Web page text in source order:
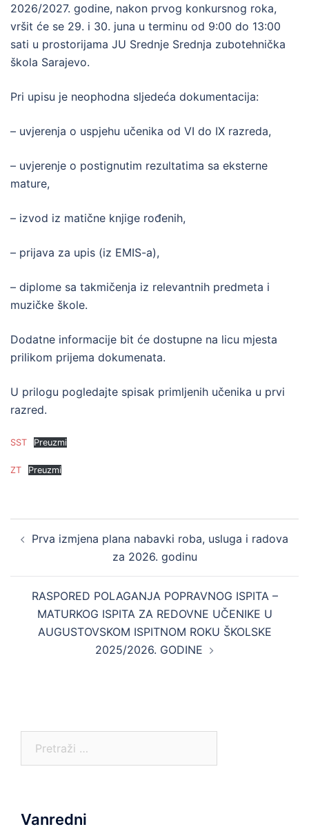
2026/2027. godine, nakon prvog konkursnog roka,
vršit će se 29. i 30. juna u terminu od 9:00 do 13:00
sati u prostorijama JU Srednje Srednja zubotehnička
škola Sarajevo.
Pri upisu je neophodna sljedeća dokumentacija:
– uvjerenja o uspjehu učenika od VI do IX razreda,
– uvjerenje o postignutim rezultatima sa eksterne
mature,
– izvod iz matične knjige rođenih,
– prijava za upis (iz EMIS-a),
– diplome sa takmičenja iz relevantnih predmeta i
muzičke škole.
Dodatne informacije bit će dostupne na licu mjesta
prilikom prijema dokumenata.
U prilogu pogledajte spisak primljenih učenika u prvi
razred.
SST Preuzmi
ZT Preuzmi
navigation
Prva izmjena plana nabavki roba, usluga i radova
za 2026. godinu
RASPORED POLAGANJA POPRAVNOG ISPITA –
MATURKOG ISPITA ZA REDOVNE UČENIKE U
AUGUSTOVSKOM ISPITNOM ROKU ŠKOLSKE
2025/2026. GODINE
Vanredni